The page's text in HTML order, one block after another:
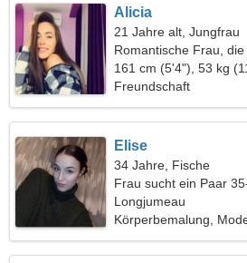
Alicia
21 Jahre alt, Jungfrau
Romantische Frau,
161 cm (5'4"), 53 kg
Freundschaft
Elise
34 Jahre, Fische
Frau sucht ein Paar
Longjumeau
Körperbemalung,